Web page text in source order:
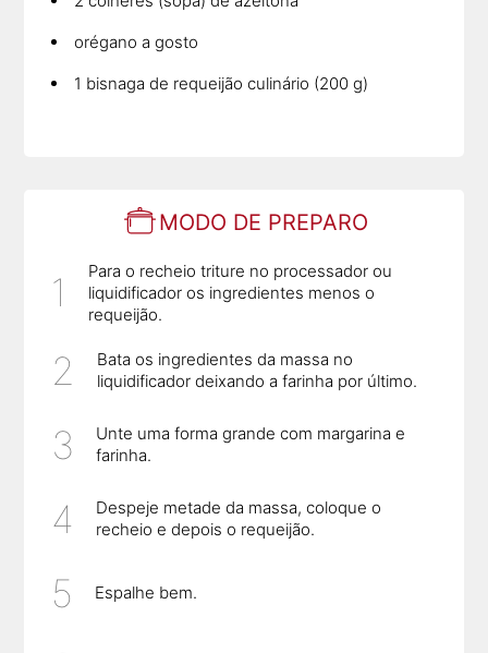
orégano a gosto
1 bisnaga de requeijão culinário (200 g)
MODO DE PREPARO
Para o recheio triture no processador ou
liquidificador os ingredientes menos o
requeijão.
Bata os ingredientes da massa no
liquidificador deixando a farinha por último.
Unte uma forma grande com margarina e
farinha.
Despeje metade da massa, coloque o
recheio e depois o requeijão.
Espalhe bem.